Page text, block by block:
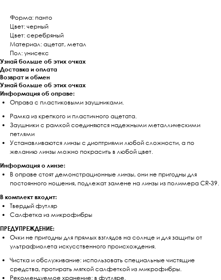
Форма: панто
Цвет: черный
Цвет: серебряный
Материал: ацетат, метал
Пол: унисекс
Узнай больше об этих очках
Доставка и оплата
Возврат и обмен
Узнай больше об этих очках
Информация об оправе:
Оправа с пластиковыми заушниками.
Рамка из крепкого и пластичного ацетата.
Заушники с рамкой соединяются надежными металлическими
петлями
Устанавливаются линзы с диоптриями любой сложности, а по
желанию линзы можно покрасить в любой цвет.
Информация о линзе:
В оправе стоят демонстрационные линзы, они не пригодны для
постоянного ношения, подлежат замене на линзы из полимера CR-39.
В комплект входит:
Твердый футляр
Салфетка из микрофибры
ПРЕДУПРЕЖДЕНИЕ:
Очки не пригодны для прямых взглядов на солнце и для защиты от
ультрафиолета искусственного происхождения.
Чистка и обслуживание: использовать специальные чистящие
средства, протирать мягкой салфеткой из микрофибры.
Рекомендуемое хранение: в футляре.